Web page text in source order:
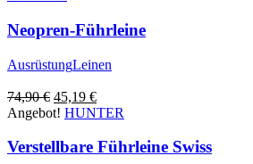
Neopren-Führleine
AusrüstungLeinen
74,90€ Ursprünglicher
Preis
74,90 €
45,19 €Aktueller
Preis
45,19 €.
Angebot! HUNTER
Verstellbare Führleine Swiss